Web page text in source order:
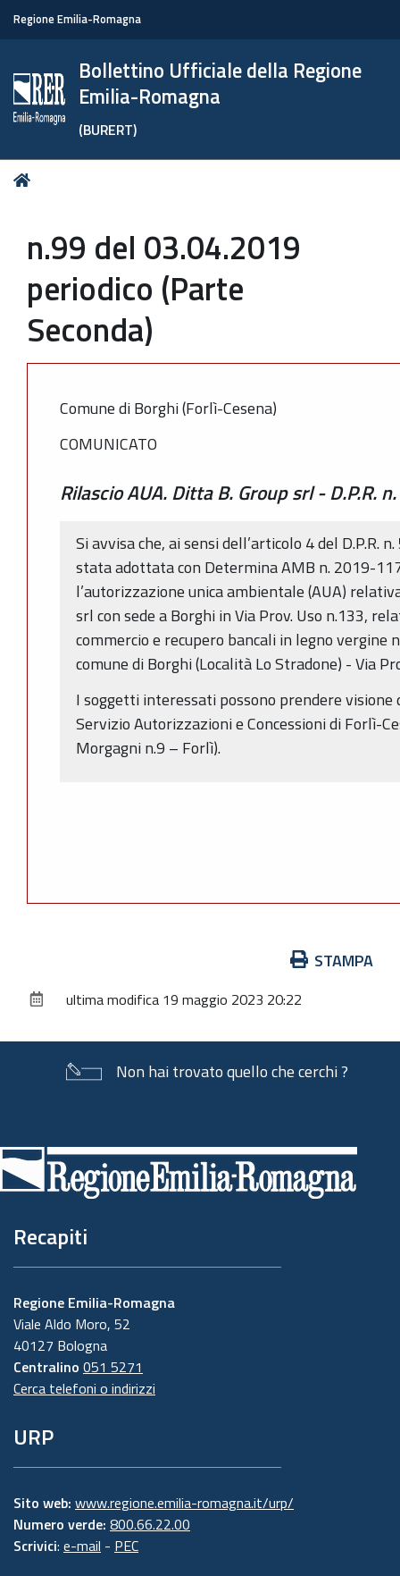
Regione Emilia-Romagna
Bollettino Ufficiale della Regione
Emilia-Romagna
(BURERT)
Tu
n.99 del 03.04.2019
periodico (Parte
Seconda)
Comune di Borghi (Forlì-Cesena)
COMUNICATO
Rilascio AUA. Ditta B. Group srl - D.P.R.
Si avvisa che, ai sensi dell’articolo 4 del D.P.R.
stata adottata con Determina AMB n. 2019-
l’autorizzazione unica ambientale (AUA)
srl con sede a Borghi in Via Prov. Uso n.133,
commercio e recupero bancali in legno
comune di Borghi (Località Lo Stradone) - Via
I soggetti interessati possono prendere visione
Servizio Autorizzazioni e Concessioni di Forlì-
Morgagni n.9 – Forlì).
documento
STAMPA
ultima modifica 19 maggio 2023 20:22
Non hai trovato quello che cerchi ?
di
pagina
Recapiti
Regione Emilia-Romagna
Viale Aldo Moro, 52
40127 Bologna
Centralino 051 5271
Cerca telefoni o indirizzi
URP
Sito web: www.regione.emilia-romagna.it/urp/
Numero verde: 800.66.22.00
Scrivici: e-mail - PEC